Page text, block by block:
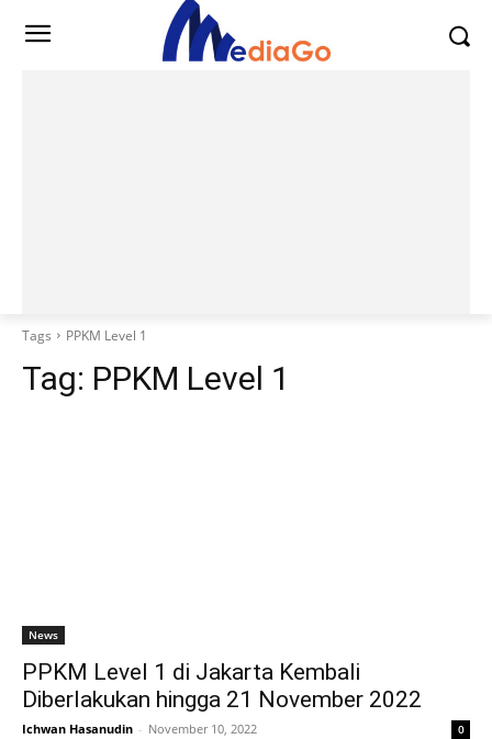
Tags PPKM Level 1
Tag: PPKM Level 1
News
PPKM Level 1 di Jakarta Kembali
Diberlakukan hingga 21 November 2022
Ichwan Hasanudin - November 10, 2022 0